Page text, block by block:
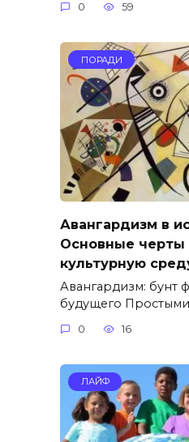
0 59
ПОРАДИ
Авангардизм в
Основные черты
культурную
Авангардизм: бунт
будущего Простыми
0 16
ЛАЙФ